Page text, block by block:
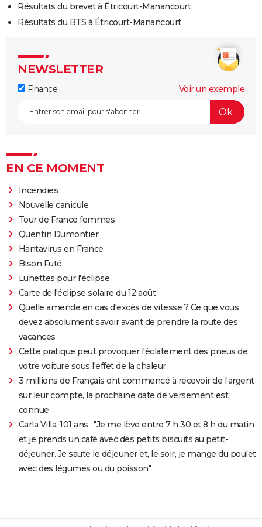
Résultats du brevet à Étricourt-Manancourt
Résultats du BTS à Étricourt-Manancourt
NEWSLETTER
Finance Voir un exemple
EN CE MOMENT
Incendies
Nouvelle canicule
Tour de France femmes
Quentin Dumontier
Hantavirus en France
Bison Futé
Lunettes pour l'éclipse
Carte de l'éclipse solaire du 12 août
Quelle amende en cas d'excès de vitesse ? Ce que vous
devez absolument savoir avant de prendre la route des
vacances
Cette pratique peut provoquer l'éclatement des pneus de
votre voiture sous l'effet de la chaleur
3 millions de Français ont commencé à recevoir de l'argent
sur leur compte, la prochaine date de versement est
connue
Carla Villa, 101 ans : "Je me lève entre 7 h 30 et 8 h du matin
et je prends un café avec des petits biscuits au petit-
déjeuner. Je saute le déjeuner et, le soir, je mange du poulet
avec des légumes ou du poisson"